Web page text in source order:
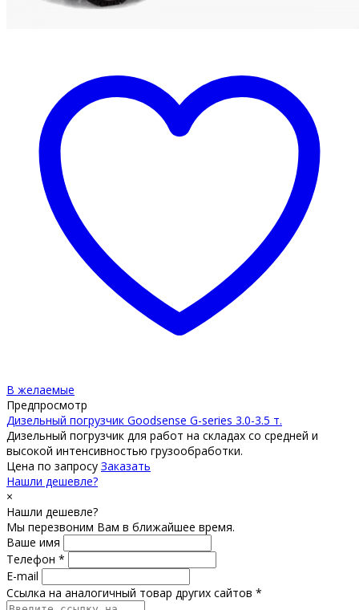
В желаемые
Предпросмотр
Дизельный погрузчик Goodsense G-series 3.0-3.5 т.
Дизельный погрузчик для работ на складах со средней и
высокой интенсивностью грузообработки.
Цена по запросу Заказать
Нашли дешевле?
×
Нашли дешевле?
Мы перезвоним Вам в ближайшее время.
Ваше имя
Телефон *
E-mail
Ссылка на аналогичный товар других сайтов *